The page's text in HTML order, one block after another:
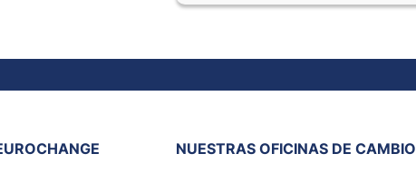
NUESTRAS OFICINAS DE CAMBIO